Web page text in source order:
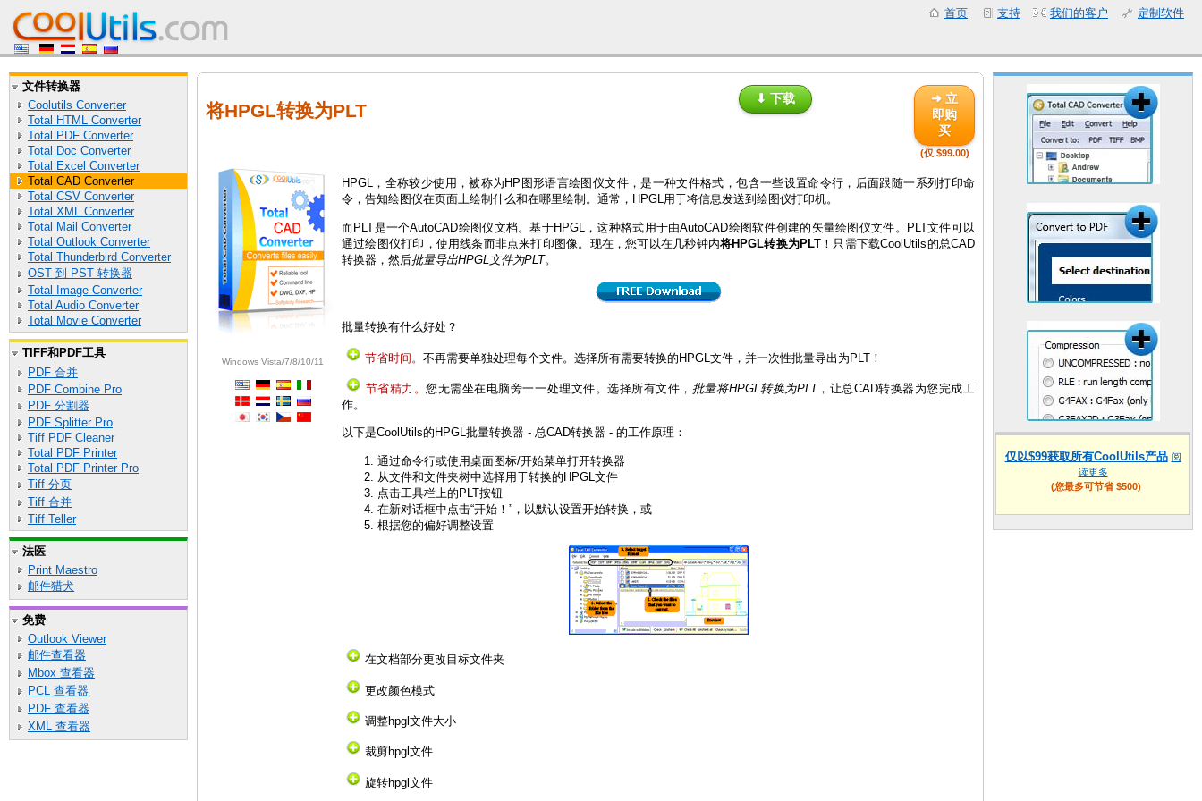
首页 支持 我们的客户 定制软件
文件转换器
Coolutils Converter
Total HTML Converter
Total PDF Converter
Total Doc Converter
Total Excel Converter
Total CAD Converter
Total CSV Converter
Total XML Converter
Total Mail Converter
Total Outlook Converter
Total Thunderbird Converter
OST 到 PST 转换器
Total Image Converter
Total Audio Converter
Total Movie Converter
TIFF和PDF工具
PDF 合并
PDF Combine Pro
PDF 分割器
PDF Splitter Pro
Tiff PDF Cleaner
Total PDF Printer
Total PDF Printer Pro
Tiff 分页
Tiff 合并
Tiff Teller
法医
Print Maestro
邮件猎犬
免费
Outlook Viewer
邮件查看器
Mbox 查看器
PCL 查看器
PDF 查看器
XML 查看器
将HPGL转换为PLT
⬇ 下载
➜ 立
即购
买
(仅 $99.00)
Windows Vista/7/8/10/11
HPGL，全称较少使用，被称为HP图形语言绘图仪文件，是一种文件格式，包含一些设置命令行，后面跟随一系列打印命
令，告知绘图仪在页面上绘制什么和在哪里绘制。通常，HPGL用于将信息发送到绘图仪打印机。
而PLT是一个AutoCAD绘图仪文档。基于HPGL，这种格式用于由AutoCAD绘图软件创建的矢量绘图仪文件。PLT文件可以
通过绘图仪打印，使用线条而非点来打印图像。现在，您可以在几秒钟内将HPGL转换为PLT ！只需下载CoolUtils的总CAD
转换器，然后批量导出HPGL文件为PLT。
批量转换有什么好处？
节省时间。 不再需要单独处理每个文件。选择所有需要转换的HPGL文件，并一次性批量导出为PLT！
节省精力。您无需坐在电脑旁一一处理文件。选择所有文件， 批量将HPGL转换为PLT，让总CAD转换器为您完成工
作。
以下是CoolUtils的HPGL批量转换器 - 总CAD转换器 - 的工作原理：
通过命令行或使用桌面图标/开始菜单打开转换器
从文件和文件夹树中选择用于转换的HPGL文件
点击工具栏上的PLT按钮
在新对话框中点击“开始！”，以默认设置开始转换，或
根据您的偏好调整设置
在文档部分更改目标文件夹
更改颜色模式
调整hpgl文件大小
裁剪hpgl文件
旋转hpgl文件
仅以$99获取所有CoolUtils产品 阅
读更多
(您最多可节省 $500)